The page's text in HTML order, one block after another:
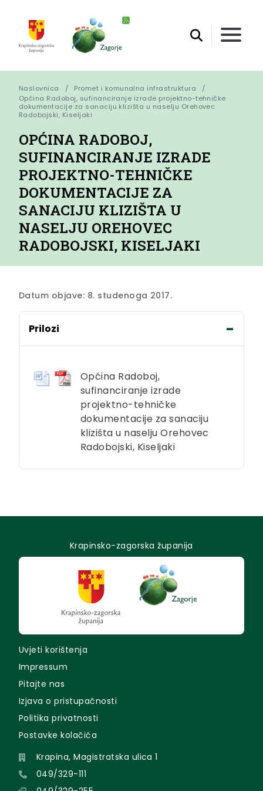
Naslovnica
Promet i komunalna infrastruktura
Općina Radoboj, sufinanciranje izrade projektno-tehničke
dokumentacije za sanaciju klizišta u naselju Orehovec
Radobojski, Kiseljaki
OPĆINA RADOBOJ,
SUFINANCIRANJE IZRADE
PROJEKTNO-TEHNIČKE
DOKUMENTACIJE ZA
SANACIJU KLIZIŠTA U
NASELJU OREHOVEC
RADOBOJSKI, KISELJAKI
Datum objave: 8. studenoga 2017.
Prilozi
Općina Radoboj,
sufinanciranje izrade
projektno-tehničke
dokumentacije za sanaciju
klizišta u naselju Orehovec
Radobojski, Kiseljaki
Krapinsko-zagorska županija
Uvjeti korištenja
Impressum
Pitajte nas
Izjava o pristupačnosti
Politika privatnosti
Postavke kolačića
Krapina, Magistratska ulica 1
049/329-111